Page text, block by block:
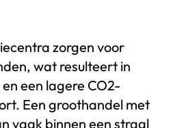
zorgen voor
wat resulteert in
een lagere CO2-
Een groothandel met
vaak binnen een straal